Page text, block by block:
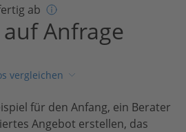
ab
auf Anfrage
vergleichen
für den Anfang, ein Berater
Angebot erstellen, das